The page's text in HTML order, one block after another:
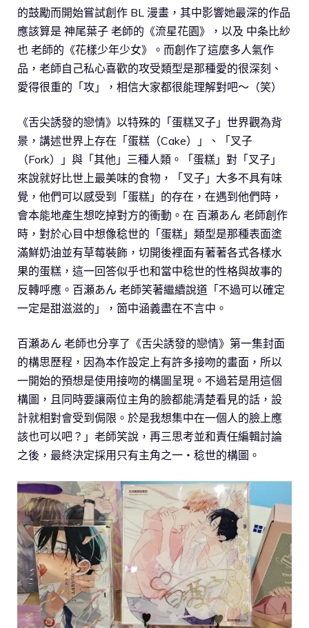
的鼓勵而開始嘗試創作 BL 漫畫，其中影響她最深的作品
應該算是 神尾葉子 老師的《流星花園》，以及 中条比紗
也 老師的《花樣少年少女》。而創作了這麼多人氣作
品，老師自己私心喜歡的攻受類型是那種愛的很深刻、
愛得很重的「攻」，相信大家都很能理解對吧～（笑）
《舌尖誘發的戀情》以特殊的「蛋糕叉子」世界觀為背
景，講述世界上存在「蛋糕（Cake）」、「叉子
（Fork）」與「其他」三種人類。「蛋糕」對「叉子」
來說就好比世上最美味的食物，「叉子」大多不具有味
覺，他們可以感受到「蛋糕」的存在，在遇到他們時，
會本能地產生想吃掉對方的衝動。在 百瀬あん 老師創作
時，對於心目中想像稔世的「蛋糕」類型是那種表面塗
滿鮮奶油並有草莓裝飾，切開後裡面有著著各式各樣水
果的蛋糕，這一回答似乎也和當中稔世的性格與故事的
反轉呼應。百瀬あん 老師笑著繼續說道「不過可以確定
一定是甜滋滋的」，箇中涵義盡在不言中。
百瀬あん 老師也分享了《舌尖誘發的戀情》第一集封面
的構思歷程，因為本作設定上有許多接吻的畫面，所以
一開始的預想是使用接吻的構圖呈現。不過若是用這個
構圖，且同時要讓兩位主角的臉都能清楚看見的話，設
計就相對會受到侷限。於是我想集中在一個人的臉上應
該也可以吧？」老師笑說，再三思考並和責任編輯討論
之後，最終決定採用只有主角之一‧稔世的構圖。